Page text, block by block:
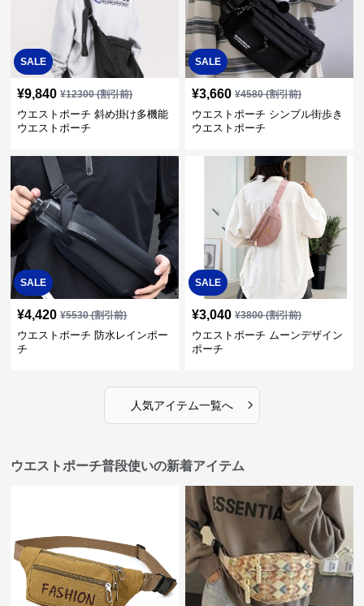
SALE
¥9,840 ¥12300(割引前)
ウエストポーチ 斜め掛け多機能
ウエストポーチ
SALE
¥3,660 ¥4580(割引前)
ウエストポーチ シンプル街歩き
ウエストポーチ
SALE
¥4,420 ¥5530(割引前)
ウエストポーチ 防水レインポー
チ
SALE
¥3,040 ¥3800(割引前)
ウエストポーチ ムーンデザイン
ポーチ
人気アイテム一覧へ ›
ウエストポーチ普段使いの新着アイテム